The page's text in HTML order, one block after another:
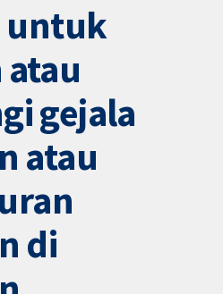
untuk
atau
gejala
atau
di